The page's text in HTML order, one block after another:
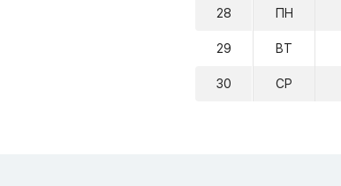
28 ПН
29 ВТ
30 СР